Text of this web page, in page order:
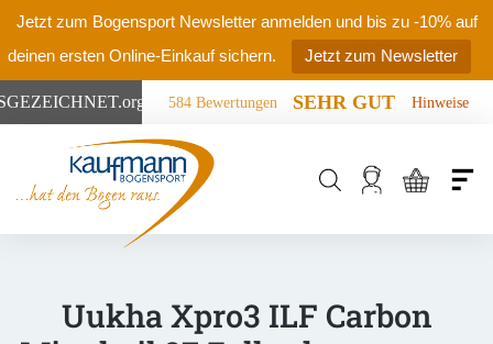
Jetzt zum Bogensport Newsletter anmelden und bis zu -10% auf
deinen ersten Online-Einkauf sichern.
Jetzt zum Newsletter
.org 584 Bewertungen SEHR GUT Hinweise
Products
search
Uukha Xpro3 ILF Carbon